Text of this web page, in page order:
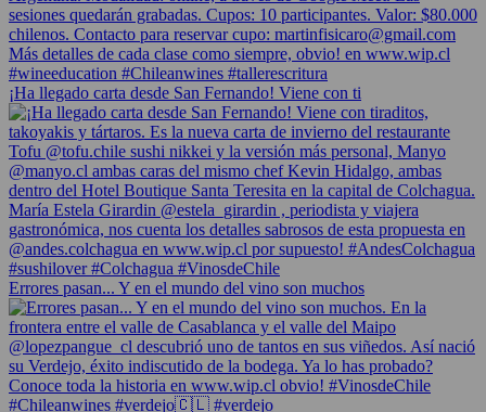
¡Ha llegado carta desde San Fernando! Viene con ti
Errores pasan... Y en el mundo del vino son muchos